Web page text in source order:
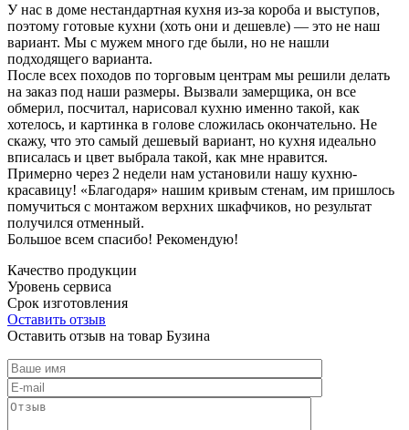
У нас в доме нестандартная кухня из-за короба и выступов,
поэтому готовые кухни (хоть они и дешевле) — это не наш
вариант. Мы с мужем много где были, но не нашли
подходящего варианта.
После всех походов по торговым центрам мы решили делать
на заказ под наши размеры. Вызвали замерщика, он все
обмерил, посчитал, нарисовал кухню именно такой, как
хотелось, и картинка в голове сложилась окончательно. Не
скажу, что это самый дешевый вариант, но кухня идеально
вписалась и цвет выбрала такой, как мне нравится.
Примерно через 2 недели нам установили нашу кухню-
красавицу! «Благодаря» нашим кривым стенам, им пришлось
помучиться с монтажом верхних шкафчиков, но результат
получился отменный.
Большое всем спасибо! Рекомендую!
Качество продукции
Уровень сервиса
Срок изготовления
Оставить отзыв
Оставить отзыв на товар Бузина